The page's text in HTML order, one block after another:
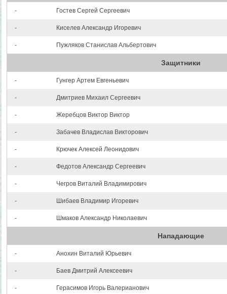
- Гостев Сергей Сергеевич
- Киселев Александр Игоревич
- Пужляков Станислав Альбертович
Защитники
- Гунгер Артем Евгеньевич
- Дмитриев Михаил Сергеевич
- Жеребцов Виктор Виктор
- Забачев Владислав Викторович
- Крючек Алексей Леонидович
- Федотов Александр Сергеевич
- Чегров Виталий Владимирович
- Шибаев Владимир Игоревич
- Шмаков Александр Николаевич
Нападающие
- Анохин Виталий Юрьевич
- Баев Дмитрий Алексеевич
- Герасимов Игорь Валерианович